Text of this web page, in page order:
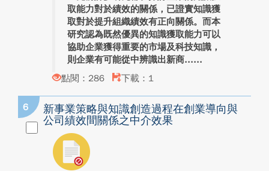
取能力對於績效的關係，已證實知識獲
取對於提升組織績效有正向關係。而本
研究認為既然優異的知識獲取能力可以
協助企業獲得重要的市場及科技知識，
則企業有可能從中辨識出新商...
點閱：286
下載：1
6
新事業策略與知識創造過程在創業導向與
公司績效間關係之中介效果